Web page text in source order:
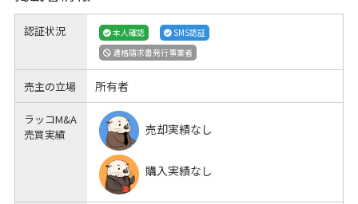
認証状況 本人確認
SMS認証
適格請求書発行事業者
売主の立場 所有者
ラッコM&A
売買実績
売却実績なし
購入実績なし